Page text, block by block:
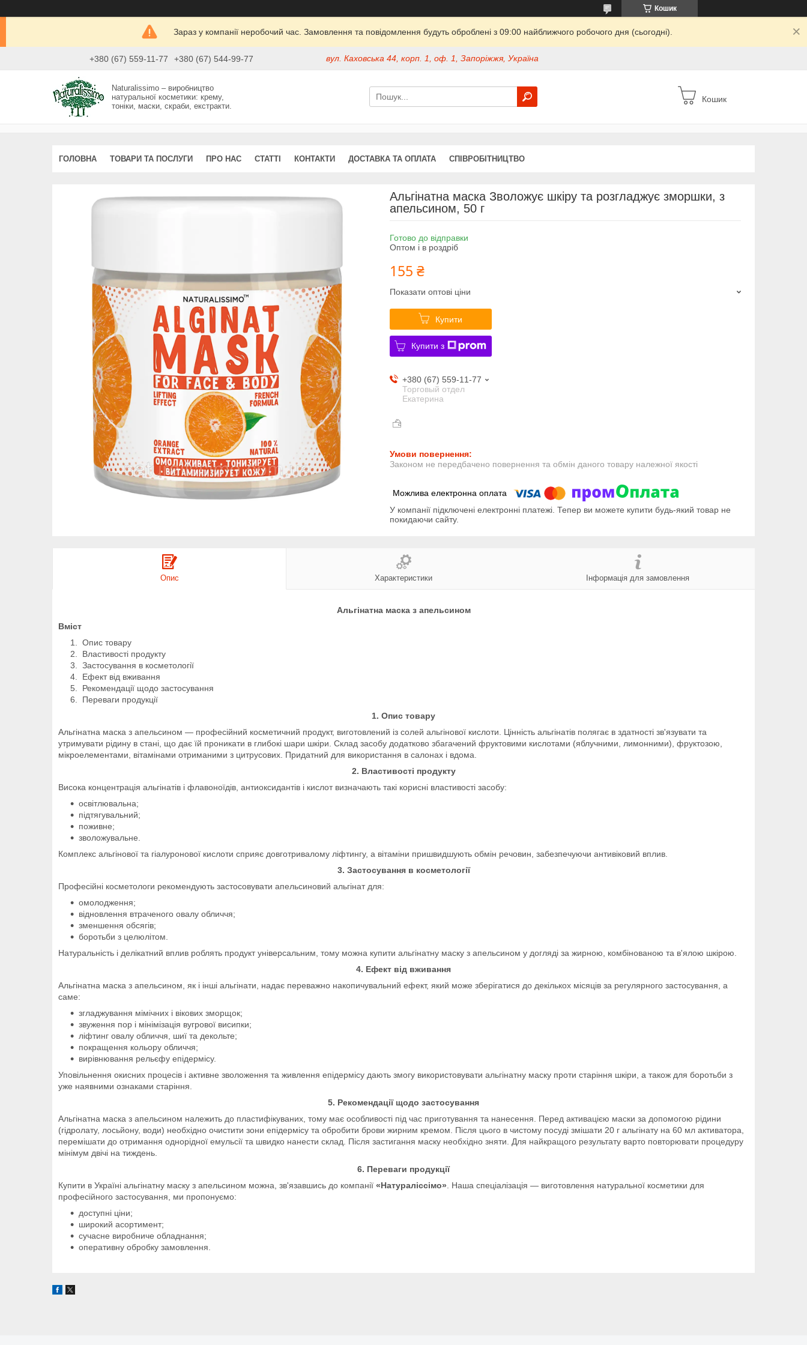
Кошик
Зараз у компанії неробочий час. Замовлення та повідомлення будуть оброблені з 09:00 найближчого робочого дня (сьогодні).
+380 (67) 559-11-77 +380 (67) 544-99-77 вул. Каховська 44, корп. 1, оф. 1, Запоріжжя, Україна
Naturalissimo – виробництво
натуральної косметики: крему,
тоніки, маски, скраби, екстракти.
Кошик
ГОЛОВНА ТОВАРИ ТА ПОСЛУГИ ПРО НАС СТАТТІ КОНТАКТИ ДОСТАВКА ТА ОПЛАТА СПІВРОБІТНИЦТВО
Альгінатна маска Зволожує шкіру та розгладжує зморшки, з
апельсином, 50 г
Готово до відправки
Оптом і в роздріб
155 ₴
Показати оптові ціни
Купити
Купити з
+380 (67) 559-11-77
Торговый отдел
Екатерина
Законом не передбачено повернення та обмін даного товару належної якості
У компанії підключені електронні платежі. Тепер ви можете купити будь-який товар не
покидаючи сайту.
Опис Характеристики Інформація для замовлення
Альгінатна маска з апельсином
Вміст
Опис товару
Властивості продукту
Застосування в косметології
Ефект від вживання
Рекомендації щодо застосування
Переваги продукції
1. Опис товару
Альгінатна маска з апельсином — професійний косметичний продукт, виготовлений із солей альгінової кислоти. Цінність альгінатів полягає в здатності зв'язувати та
утримувати рідину в стані, що дає їй проникати в глибокі шари шкіри. Склад засобу додатково збагачений фруктовими кислотами (яблучними, лимонними), фруктозою,
мікроелементами, вітамінами отриманими з цитрусових. Придатний для використання в салонах і вдома.
2. Властивості продукту
Висока концентрація альгінатів і флавоноїдів, антиоксидантів і кислот визначають такі корисні властивості засобу:
освітлювальна;
підтягувальний;
поживне;
зволожувальне.
Комплекс альгінової та гіалуронової кислоти сприяє довготривалому ліфтингу, а вітаміни пришвидшують обмін речовин, забезпечуючи антивіковий вплив.
3. Застосування в косметології
Професійні косметологи рекомендують застосовувати апельсиновий альгінат для:
омолодження;
відновлення втраченого овалу обличчя;
зменшення обсягів;
боротьби з целюлітом.
Натуральність і делікатний вплив роблять продукт універсальним, тому можна купити альгінатну маску з апельсином у догляді за жирною, комбінованою та в'ялою шкірою.
4. Ефект від вживання
Альгінатна маска з апельсином, як і інші альгінати, надає переважно накопичувальний ефект, який може зберігатися до декількох місяців за регулярного застосування, а
саме:
згладжування мімічних і вікових зморщок;
звуження пор і мінімізація вугрової висипки;
ліфтинг овалу обличчя, шиї та декольте;
покращення кольору обличчя;
вирівнювання рельєфу епідермісу.
Уповільнення окисних процесів і активне зволоження та живлення епідермісу дають змогу використовувати альгінатну маску проти старіння шкіри, а також для боротьби з
уже наявними ознаками старіння.
5. Рекомендації щодо застосування
Альгінатна маска з апельсином належить до пластифікуваних, тому має особливості під час приготування та нанесення. Перед активацією маски за допомогою рідини
(гідролату, лосьйону, води) необхідно очистити зони епідермісу та обробити брови жирним кремом. Після цього в чистому посуді змішати 20 г альгінату на 60 мл активатора,
перемішати до отримання однорідної емульсії та швидко нанести склад. Після застигання маску необхідно зняти. Для найкращого результату варто повторювати процедуру
мінімум двічі на тиждень.
6. Переваги продукції
Купити в Україні альгінатну маску з апельсином можна, зв'язавшись до компанії «Натураліссімо». Наша спеціалізація — виготовлення натуральної косметики для
професійного застосування, ми пропонуємо:
доступні ціни;
широкий асортимент;
сучасне виробниче обладнання;
оперативну обробку замовлення.